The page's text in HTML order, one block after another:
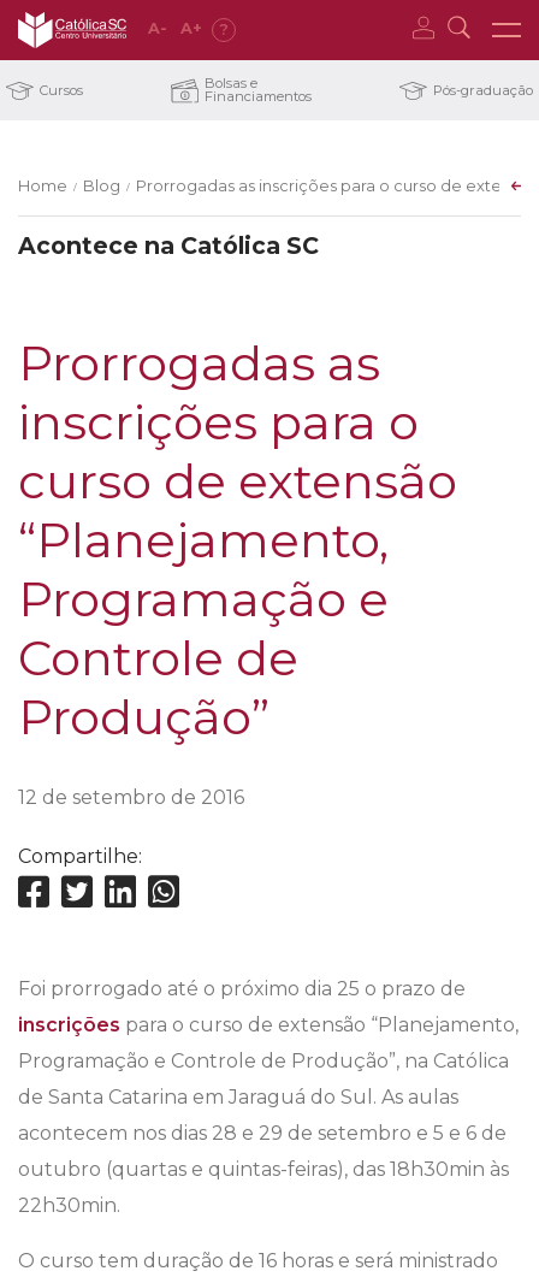
A- A+ ?
Cursos Bolsas e
Financiamentos Pós-graduação
Home / Blog / Prorrogadas as inscrições para o curso de
Acontece na Católica SC
Prorrogadas as
inscrições para o
curso de extensão
“Planejamento,
Programação e
Controle de
Produção”
12 de setembro de 2016
Compartilhe:
Foi prorrogado até o próximo dia 25 o prazo de
inscrições para o curso de extensão “Planejamento,
Programação e Controle de Produção”, na Católica
de Santa Catarina em Jaraguá do Sul. As aulas
acontecem nos dias 28 e 29 de setembro e 5 e 6 de
outubro (quartas e quintas-feiras), das 18h30min às
22h30min.
O curso tem duração de 16 horas e será ministrado